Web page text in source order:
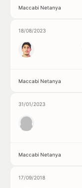
Maccabi Netanya
18/08/2023
Maccabi Netanya
31/01/2023
Maccabi Netanya
17/09/2018